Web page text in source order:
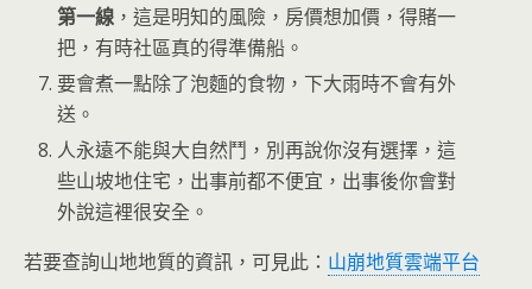
第一線 ，這是明知的風險，房價想加價，得賭一
把，有時社區真的得準備船。
要會煮一點除了泡麵的食物，下大雨時不會有外
送。
人永遠不能與大自然鬥，別再說你沒有選擇，這
些山坡地住宅，出事前都不便宜，出事後你會對
外說這裡很安全。
若要查詢山地地質的資訊，可見此： 山崩地質雲端平台